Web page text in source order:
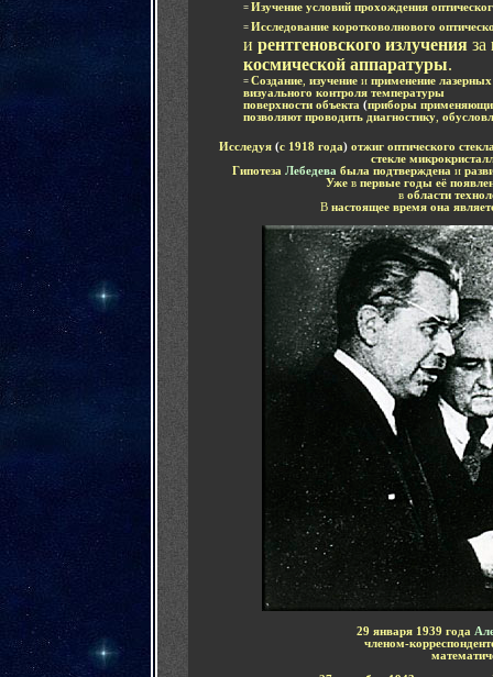
= Изучение условий прохождения
= Исследование коротковолнового
и рентгеновского излучения за
космической аппаратуры.
= Создание изучение и применение
визуального контроля температуры
поверхности объекта (приборы
позволяют проводить диагностику
Исследуя (с 1918 года)отжиг оптического
стекле
Гипотеза Лебедева была подтверждена и
Уже в первые годы её
в области
В настоящее время она
29 января 1939 года
членом-